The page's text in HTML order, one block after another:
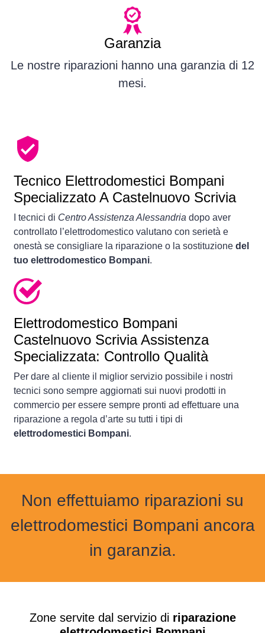
Garanzia
Le nostre riparazioni hanno una garanzia di 12
mesi.
Tecnico Elettrodomestici Bompani
Specializzato A Castelnuovo Scrivia
I tecnici di Centro Assistenza Alessandria dopo aver
controllato l’elettrodomestico valutano con serietà e
onestà se consigliare la riparazione o la sostituzione del
tuo elettrodomestico Bompani.
Elettrodomestico Bompani
Castelnuovo Scrivia Assistenza
Specializzata: Controllo Qualità
Per dare al cliente il miglior servizio possibile i nostri
tecnici sono sempre aggiornati sui nuovi prodotti in
commercio per essere sempre pronti ad effettuare una
riparazione a regola d’arte su tutti i tipi di
elettrodomestici Bompani.
Non effettuiamo riparazioni su
elettrodomestici Bompani ancora
in garanzia.
Zone servite dal servizio di riparazione